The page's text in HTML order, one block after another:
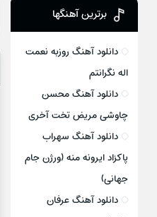
برترین آهنگها
دانلود آهنگ روزبه نعمت
اله نگرانتم
دانلود آهنگ محسن
چاوشی مریض تخت آخری
دانلود آهنگ سهراب
پاکزاد ایرونه منه (ورژن جام
جهانی)
دانلود آهنگ عرفان